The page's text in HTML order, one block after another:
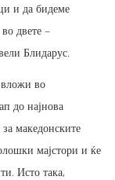
и да бидеме
двете –
Блидарус.
вложи во
до најнова
македонските
мајстори и ќе
Исто така,